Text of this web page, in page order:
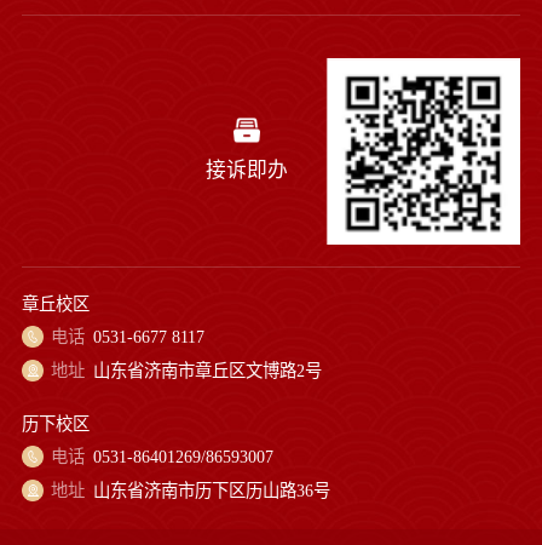
接诉即办
章丘校区
电话 0531-6677 8117
地址 山东省济南市章丘区文博路2号
历下校区
电话 0531-86401269/86593007
地址 山东省济南市历下区历山路36号